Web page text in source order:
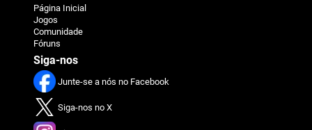
Página Inicial
Jogos
Comunidade
Fóruns
Siga-nos
Junte-se a nós no Facebook
Siga-nos no X